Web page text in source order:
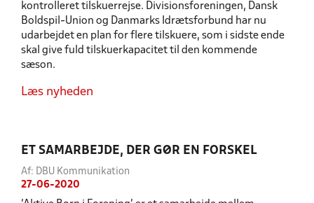
kontrolleret tilskuerrejse. Divisionsforeningen, Dansk
Boldspil-Union og Danmarks Idrætsforbund har nu
udarbejdet en plan for flere tilskuere, som i sidste ende
skal give fuld tilskuerkapacitet til den kommende
sæson.
Læs nyheden
ET SAMARBEJDE, DER GØR EN FORSKEL
Af: DBU Kommunikation
27-06-2020